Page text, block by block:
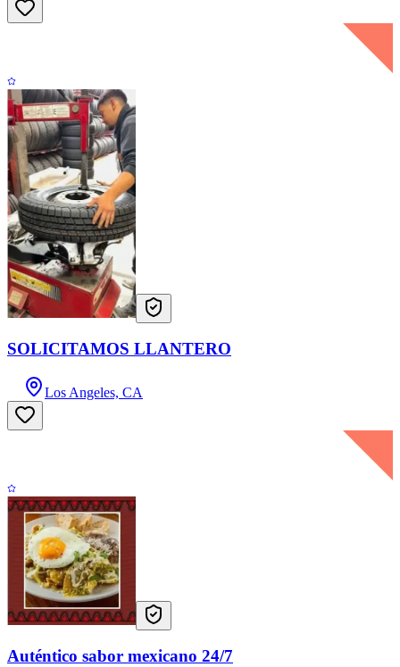
SOLICITAMOS LLANTERO
Los Angeles, CA
Auténtico sabor mexicano 24/7